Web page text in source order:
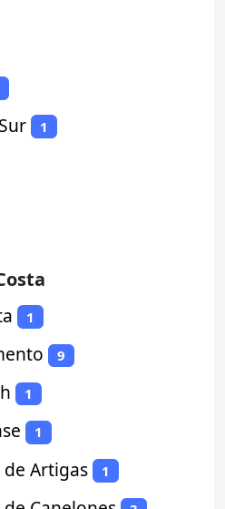
1
1
9
1
1
Artigas 1